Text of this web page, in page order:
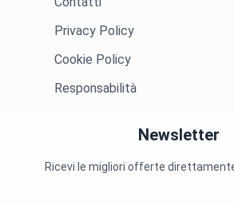
Privacy Policy
Cookie Policy
Responsabilità
Newsletter
Ricevi le migliori offerte